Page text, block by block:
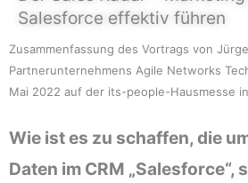
Salesforce effektiv führen
Zusammenfassung des Vortrags von
Partnerunternehmens Agile Networks
Mai 2022 auf der its-people-Hausmesse
Wie ist es zu schaffen, die
Daten im CRM „Salesforce“,